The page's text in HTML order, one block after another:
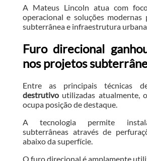
A Mateus Lincoln atua com
operacional e soluções modernas
subterrânea e infraestrutura
Furo direcional
nos projetos
Entre as principais técnicas
destrutivoutilizadas atualmente,
ocupa posição de destaque.
A tecnologia permite
subterrâneas através de
abaixo da superfície.
O furo direcional é amplamente